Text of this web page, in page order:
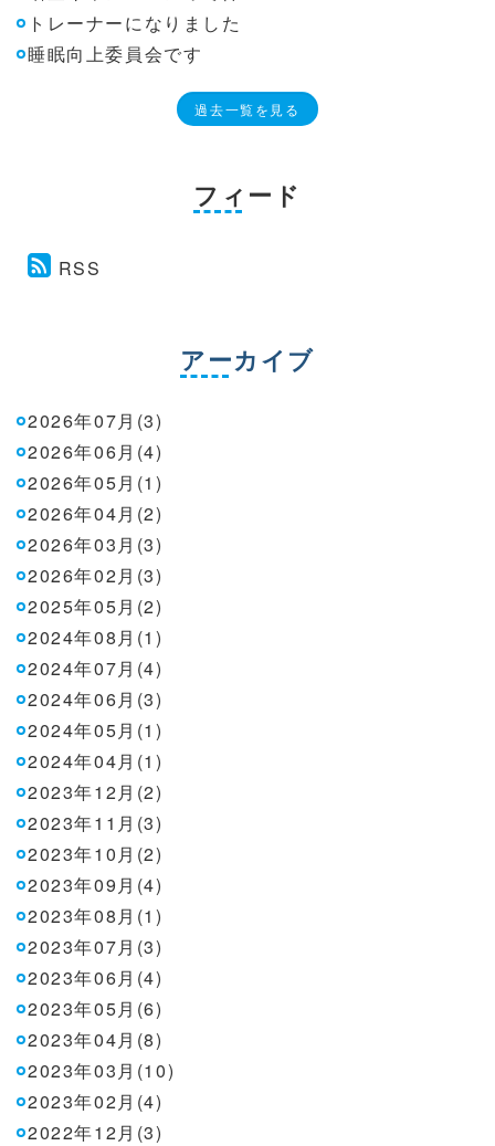
トレーナーになりました
睡眠向上委員会です
過去一覧を見る
フィード
RSS
アーカイブ
2026年07月(3)
2026年06月(4)
2026年05月(1)
2026年04月(2)
2026年03月(3)
2026年02月(3)
2025年05月(2)
2024年08月(1)
2024年07月(4)
2024年06月(3)
2024年05月(1)
2024年04月(1)
2023年12月(2)
2023年11月(3)
2023年10月(2)
2023年09月(4)
2023年08月(1)
2023年07月(3)
2023年06月(4)
2023年05月(6)
2023年04月(8)
2023年03月(10)
2023年02月(4)
2022年12月(3)